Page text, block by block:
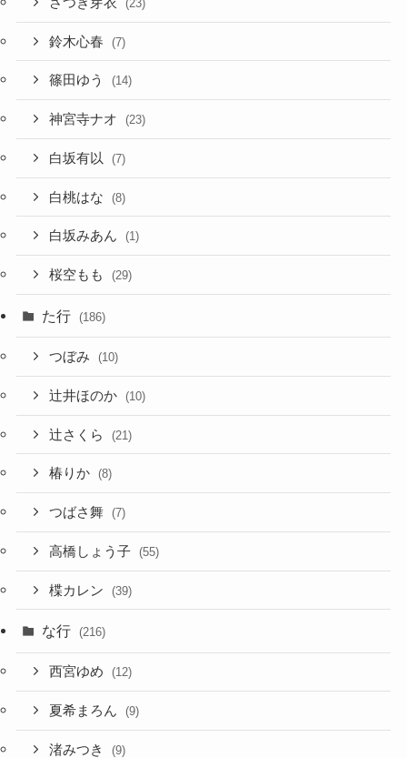
(23)
鈴木心春 (7)
篠田ゆう (14)
神宮寺ナオ (23)
白坂有以 (7)
白桃はな (8)
白坂みあん (1)
桜空もも (29)
た行 (186)
つぼみ (10)
辻井ほのか (10)
辻さくら (21)
椿りか (8)
つばさ舞 (7)
高橋しょう子 (55)
楪カレン (39)
な行 (216)
西宮ゆめ (12)
夏希まろん (9)
渚みつき (9)